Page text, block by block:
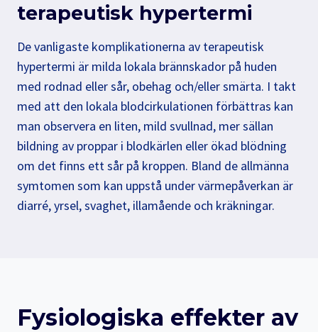
terapeutisk hypertermi
De vanligaste komplikationerna av terapeutisk
hypertermi är milda lokala brännskador på huden
med rodnad eller sår, obehag och/eller smärta. I takt
med att den lokala blodcirkulationen förbättras kan
man observera en liten, mild svullnad, mer sällan
bildning av proppar i blodkärlen eller ökad blödning
om det finns ett sår på kroppen. Bland de allmänna
symtomen som kan uppstå under värmepåverkan är
diarré, yrsel, svaghet, illamående och kräkningar.
Fysiologiska effekter av